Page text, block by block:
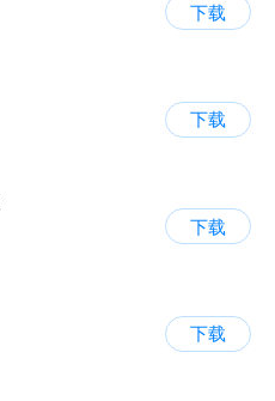
下载
下载
下载
下载